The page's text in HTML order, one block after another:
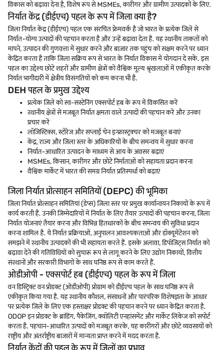
विकास को बढ़ावा देना है, विशेष रूप से MSMEs, कारीगर और ग्रामीण उत्पादकों के लिए.
निर्यात केंद्र (डीईएच) पहल के रूप में जिला क्या है?
जिला निर्यात केंद्र (डीईएच) पहल एक संरचित फ्रेमवर्क है जो भारत के प्रत्येक जिले से
निर्यात-योग्य उत्पादों की पहचान करता है और उन्हें बढ़ावा देता है. यह स्थानीय ताकतों को
मापने, उत्पादन की गुणवत्ता में सुधार करने और बाज़ार तक पहुंच को सक्षम करने पर ध्यान
केंद्रित करता है ताकि जिला सक्रिय रूप से भारत के निर्यात विकास में योगदान दे सकें. इस
पहल का उद्देश्य छोटे शहरों और ग्रामीण क्षेत्रों को वैश्विक मूल्य श्रृंखलाओं में एकीकृत करके
निर्यात भागीदारी में क्षेत्रीय विसंगतियों को कम करना भी है.
DEH पहल के प्रमुख उद्देश्य
प्रत्येक जिले को स्व-सस्टेनिंग एक्सपोर्ट हब के रूप में विकसित करें
स्थानीय क्षेत्रों से मजबूत निर्यात क्षमता वाले उत्पादों की पहचान करें और उनका
प्रचार करें
लॉजिस्टिक्स, स्टोरेज और सप्लाई चेन इन्फ्रास्ट्रक्चर को मजबूत बनाएं
केंद्र, राज्य और जिला स्तर के अधिकारियों के बीच समन्वय में सुधार करना
निर्यात-आधारित उत्पादन के माध्यम से आय के अवसर बढ़ाएं
MSMEs, किसान, कारीगर और छोटे निर्माताओं को सहायता प्रदान करना
वैश्विक मार्केट में भारत की समग्र निर्यात प्रतिस्पर्धा को बढ़ाएं
जिला निर्यात प्रोत्साहन समितियों (DEPC) की भूमिका
जिला निर्यात प्रोत्साहन समितियां (डेप्स) जिला स्तर पर प्रमुख कार्यान्वयन निकायों के रूप में
कार्य करती हैं. उनकी जिम्मेदारियों में निर्यात के लिए तैयार उत्पादों की पहचान करना, जिला
निर्यात योजनाएं तैयार करना और विभिन्न हितधारकों के बीच समन्वय की सुविधा प्रदान
करना शामिल है. ये निर्यात प्रक्रियाओं, अनुपालन आवश्यकताओं और डॉक्यूमेंटेशन को
समझने में स्थानीय उत्पादकों की भी सहायता करते हैं. इसके अलावा, डिपॉजिट्स निर्यात को
बढ़ावा देने की गतिविधियों को सुचारू रूप से लागू करने के लिए उद्योग निकायों, वित्तीय
संस्थानों और सरकारी विभागों के साथ घनिष्ठ रूप से काम करते हैं.
ओडीओपी - एक्सपोर्ट हब (डीईएच) पहल के रूप में जिला
वन डिस्ट्रिक्ट वन प्रोडक्ट (ओडीओपी) प्रोग्राम को डीईएच पहल के साथ घनिष्ठ रूप से
एकीकृत किया गया है. यह स्थानीय कौशल, संसाधनों और पारंपरिक विशेषज्ञता के आधार
पर प्रत्येक जिले के लिए एक हस्ताक्षर प्रोडक्ट की पहचान करने पर ध्यान केंद्रित करता है.
ODOP इन प्रोडक्ट के ब्रांडिंग, पैकेजिंग, क्वॉलिटी एनहांसमेंट और मार्केट लिंकेज को सपोर्ट
करता है. पहचान-आधारित उत्पादों को मजबूत करके, यह कारीगरों और छोटे व्यवसायों को
राष्ट्रीय और अंतर्राष्ट्रीय बाजारों में मान्यता प्राप्त करने में मदद करता है.